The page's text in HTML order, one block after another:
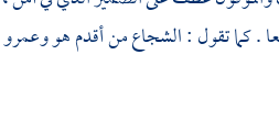
. كما تقول : الشجاع من أقدم هووعمرو